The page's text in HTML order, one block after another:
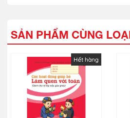
SẢN PHẨM CÙNG
Hết hàng